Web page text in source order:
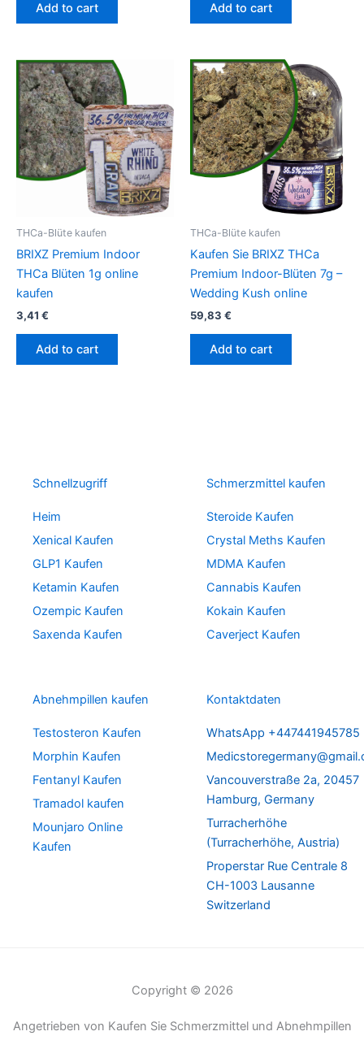
Add to cart Add to cart
THCa-Blüte kaufen
BRIXZ Premium Indoor
THCa Blüten 1g online
kaufen
3,41 €
Add to cart
THCa-Blüte kaufen
Kaufen Sie BRIXZ THCa
Premium Indoor-Blüten 7g –
Wedding Kush online
59,83 €
Add to cart
Schnellzugriff
Heim
Xenical Kaufen
GLP1 Kaufen
Ketamin Kaufen
Ozempic Kaufen
Saxenda Kaufen
Schmerzmittel kaufen
Steroide Kaufen
Crystal Meths Kaufen
MDMA Kaufen
Cannabis Kaufen
Kokain Kaufen
Caverject Kaufen
Abnehmpillen kaufen
Testosteron Kaufen
Morphin Kaufen
Fentanyl Kaufen
Tramadol kaufen
Mounjaro Online
Kaufen
Kontaktdaten
WhatsApp +447441945785
Vancouverstraße 2a, 20457
Hamburg, Germany
Turracherhöhe
(Turracherhöhe, Austria)
Properstar Rue Centrale 8
CH-1003 Lausanne
Switzerland
Copyright © 2026
Angetrieben von Kaufen Sie Schmerzmittel und Abnehmpillen